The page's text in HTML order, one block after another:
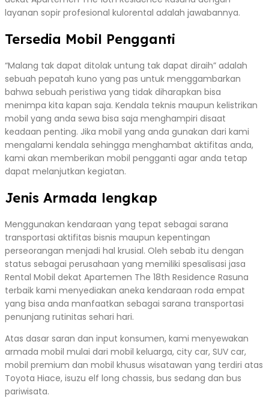
layanan sopir profesional kulorental adalah jawabannya.
Tersedia Mobil Pengganti
“Malang tak dapat ditolak untung tak dapat diraih” adalah
sebuah pepatah kuno yang pas untuk menggambarkan
bahwa sebuah peristiwa yang tidak diharapkan bisa
menimpa kita kapan saja. Kendala teknis maupun kelistrikan
mobil yang anda sewa bisa saja menghampiri disaat
keadaan penting. Jika mobil yang anda gunakan dari kami
mengalami kendala sehingga menghambat aktifitas anda,
kami akan memberikan mobil pengganti agar anda tetap
dapat melanjutkan kegiatan.
Jenis Armada lengkap
Menggunakan kendaraan yang tepat sebagai sarana
transportasi aktifitas bisnis maupun kepentingan
perseorangan menjadi hal krusial. Oleh sebab itu dengan
status sebagai perusahaan yang memiliki spesalisasi jasa
Rental Mobil dekat Apartemen The 18th Residence Rasuna
terbaik kami menyediakan aneka kendaraan roda empat
yang bisa anda manfaatkan sebagai sarana transportasi
penunjang rutinitas sehari hari.
Atas dasar saran dan input konsumen, kami menyewakan
armada mobil mulai dari mobil keluarga, city car, SUV car,
mobil premium dan mobil khusus wisatawan yang terdiri atas
Toyota Hiace, isuzu elf long chassis, bus sedang dan bus
pariwisata.